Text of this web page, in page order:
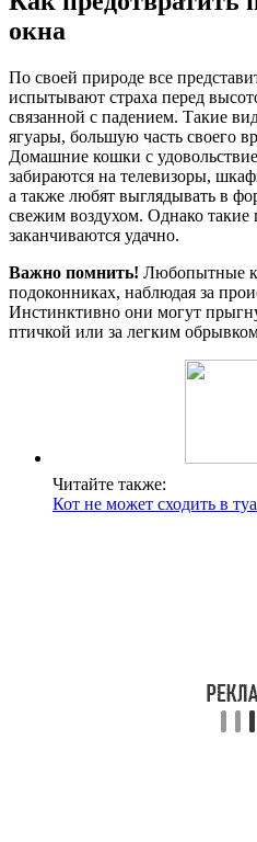
окна
По своей природе все
испытывают страха перед
связанной с падением. Такие
ягуары, большую часть своего
Домашние кошки с
забираются на телевизоры,
а также любят выглядывать в
свежим воздухом. Однако такие
заканчиваются удачно.
Важно помнить! Любопытные
подоконниках, наблюдая за
Инстинктивно они могут
птичкой или за легким
Читайте также:
Кот не может сходить в